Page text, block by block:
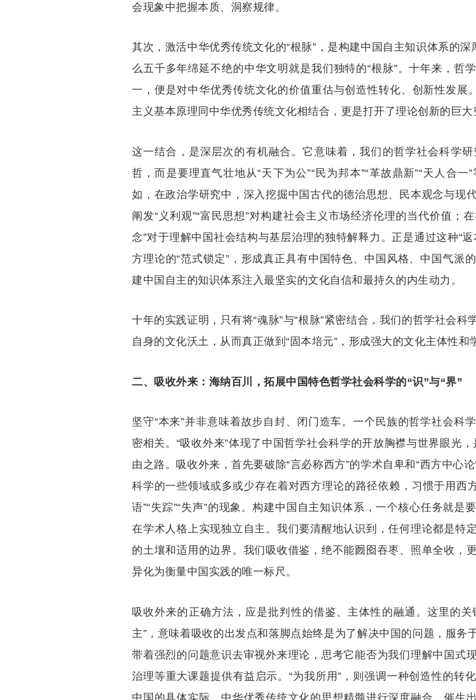
会现象中把握本质、洞察规律。
其次，激活中华优秀传统文化的“根脉”，是构建中国自主知识体系的
么五千多年绵延不绝的中华文明就是我们独特的“根脉”。十年来，哲
一，便是对中华优秀传统文化的价值重估与创造性转化、创新性发展
主义基本原理同中华优秀传统文化相结合，更是打开了理论创新的巨大
这一结合，是深层次的有机融合。它意味着，我们的哲学社会科学
哲，而是要理直气壮地从“天下为公”“民为邦本”“革故鼎新”“天人合
如，在政治学研究中，深入挖掘中国古代的德治思想、民本观念与现
阐发“义利观”“富民思想”对构建社会主义市场经济伦理的当代价值；
念”对于理解中国社会结构与基层治理的独特解释力。正是通过这种“
方理论的“范式锁定”，形成真正具有中国特色、中国风格、中国气派
建中国自主的知识体系注入最坚实的文化自信和最持久的内生动力。
十年的实践证明，只有将“魂脉”与“根脉”紧密结合，我们的哲学社会
自身的文化沃土，从而真正做到“固本培元”，形成强大的文化主体性和
二、吸收外来：海纳百川，拓展中国特色哲学社会科学的“识”与“界”‍
坚守“本来”并非意味着故步自封、闭门造车。一个民族的哲学社会科
密相关。“吸收外来”体现了中国哲学社会科学的开放胸襟与世界眼光
由之路。吸收外来，首先要破除“言必称西方”的学术自卑和“西方中心
科学的一些领域或多或少存在着对西方理论的路径依赖，习惯于用西
语”“失踪”“失声”的现象。构建中国自主知识体系，一个核心任务就
在学术人格上实现独立自主。我们要清醒地认识到，任何理论都是特
的土壤和适用的边界。我们吸收借鉴，绝不能囫囵吞枣、照单全收，
异化为衡量中国实践的唯一标尺。
吸收外来的正确方法，应是批判性的借鉴、主体性的融通。这里的关
主”，意味着吸收的出发点和落脚点始终是为了解决中国的问题，服务
带着强烈的问题意识去审视外来理论，思考它能否为我们理解中国式
治理等重大课题提供有益启示。“为我所用”，则强调一种创造性的转
中国的具体实际、中华优秀传统文化的思想精髓进行深度融合，催生